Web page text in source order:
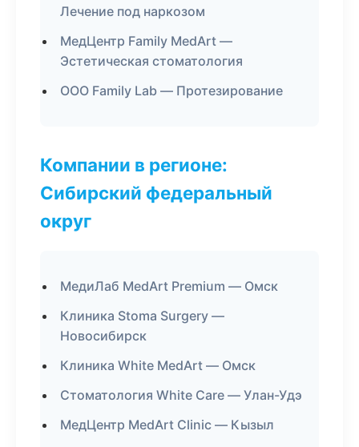
Лечение под наркозом
МедЦентр Family MedArt —
Эстетическая стоматология
ООО Family Lab — Протезирование
Компании в регионе:
Сибирский федеральный
округ
МедиЛаб MedArt Premium — Омск
Клиника Stoma Surgery —
Новосибирск
Клиника White MedArt — Омск
Стоматология White Care — Улан-Удэ
МедЦентр MedArt Clinic — Кызыл